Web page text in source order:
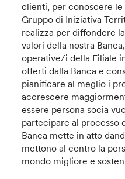
clienti, per conoscere
Gruppo di Iniziativa
realizza per diffondere
valori della nostra
operative/i della Filiale
offerti dalla Banca e
pianificare al meglio i
accrescere
essere persona socia
partecipare al processo
Banca mette in atto
mettono al centro la
mondo migliore e